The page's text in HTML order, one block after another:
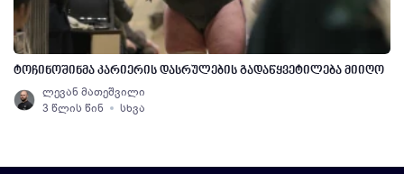
ტოჩინოშინმა კარიერის დასრულების გადაწყვეტილება მიიღო
ლევან მათეშვილი
3 წლის წინ
სხვა